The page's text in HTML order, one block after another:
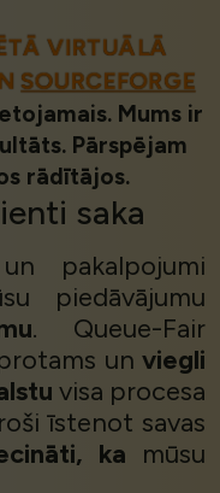
VIRTUĀLĀ
SOURCEFORGE
Mums ir
Pārspējam
rādītājos.
saka
pakalpojumi
piedāvājumu
. Queue-Fair
unviegli
visa procesa
īstenot savas
ka mūsu